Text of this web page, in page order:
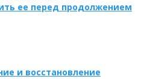
ее перед продолжением
и восстановление